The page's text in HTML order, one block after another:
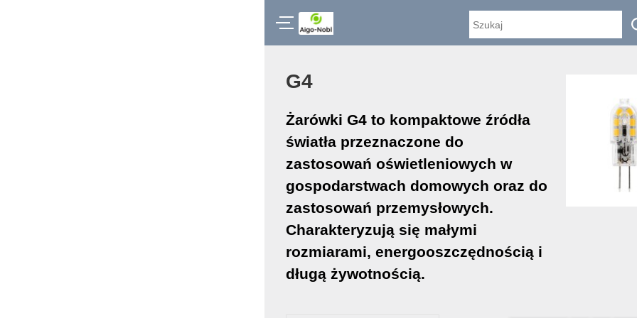
G4
Żarówki G4 to kompaktowe źródła
światła przeznaczone do
zastosowań oświetleniowych w
gospodarstwach domowych oraz do
zastosowań przemysłowych.
Charakteryzują się małymi
rozmiarami, energooszczędnością i
długą żywotnością.